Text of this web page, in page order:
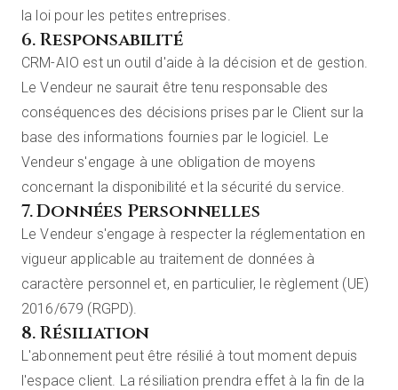
la loi pour les petites entreprises.
6. Responsabilité
CRM-AIO est un outil d'aide à la décision et de gestion.
Le Vendeur ne saurait être tenu responsable des
conséquences des décisions prises par le Client sur la
base des informations fournies par le logiciel. Le
Vendeur s'engage à une obligation de moyens
concernant la disponibilité et la sécurité du service.
7. Données Personnelles
Le Vendeur s'engage à respecter la réglementation en
vigueur applicable au traitement de données à
caractère personnel et, en particulier, le règlement (UE)
2016/679 (RGPD).
8. Résiliation
L'abonnement peut être résilié à tout moment depuis
l'espace client. La résiliation prendra effet à la fin de la